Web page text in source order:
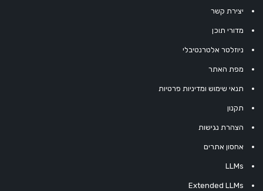
יצירת קשר
מדורי תוכן
ניוזלטר אלטרנטיבלי
מפת האתר
תנאי שימוש ומדיניות פרטיות
תקנון
הצהרת נגישות
אחסון אתרים
LLMs
Extended LLMs